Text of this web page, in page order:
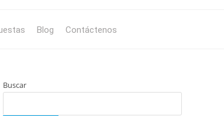
Blog Contáctenos
Buscar